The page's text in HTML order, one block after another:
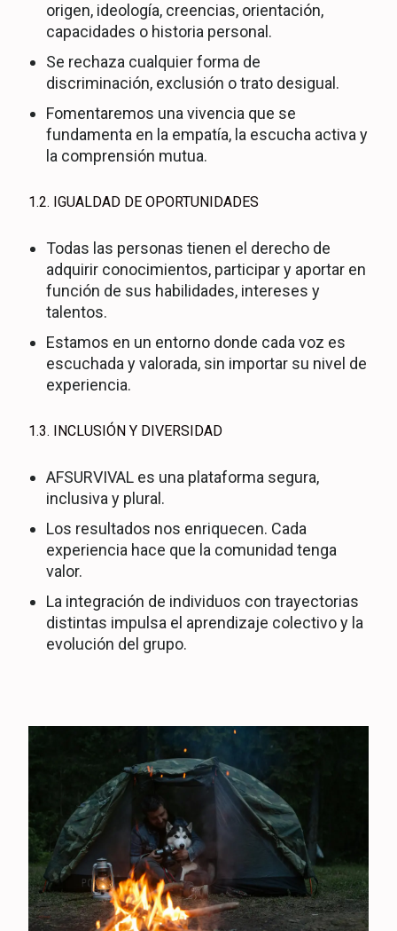
origen, ideología, creencias, orientación,
capacidades o historia personal.
Se rechaza cualquier forma de
discriminación, exclusión o trato desigual.
Fomentaremos una vivencia que se
fundamenta en la empatía, la escucha activa y
la comprensión mutua.
1.2. IGUALDAD DE OPORTUNIDADES
Todas las personas tienen el derecho de
adquirir conocimientos, participar y aportar en
función de sus habilidades, intereses y
talentos.
Estamos en un entorno donde cada voz es
escuchada y valorada, sin importar su nivel de
experiencia.
1.3. INCLUSIÓN Y DIVERSIDAD
AFSURVIVAL es una plataforma segura,
inclusiva y plural.
Los resultados nos enriquecen. Cada
experiencia hace que la comunidad tenga
valor.
La integración de individuos con trayectorias
distintas impulsa el aprendizaje colectivo y la
evolución del grupo.